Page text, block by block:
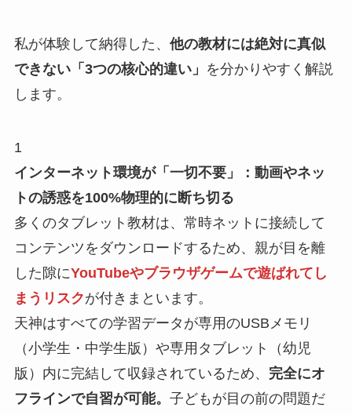
私が体験して納得した、 他の教材には絶対に真似
できない「3つの核心的違い」 を分かりやすく解説
します。
1
インターネット環境が「一切不要」：動画やネッ
トの誘惑を100%物理的に断ち切る
多くのタブレット教材は、常時ネットに接続して
コンテンツをダウンロードするため、親が目を離
した隙にYouTubeやブラウザゲームで遊ばれてし
まうリスクが付きまといます。
天神はすべての学習データが専用のUSBメモリ
（小学生・中学生版）や専用タブレット（幼児
版）内に完結して収録されているため、 完全にオ
フラインで自習が可能。 子どもが目の前の問題だ